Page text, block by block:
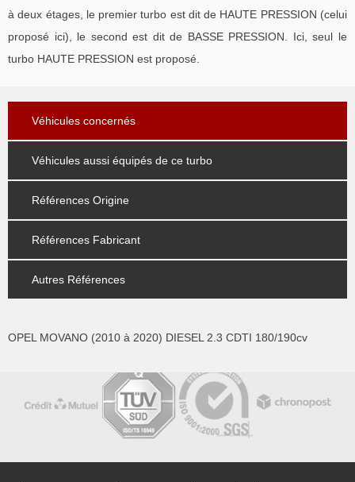
à deux étages, le premier turbo est dit de HAUTE PRESSION (celui
proposé ici), le second est dit de BASSE PRESSION. Ici, seul le
turbo HAUTE PRESSION est proposé.
Véhicules concernés
Véhicules aussi équipés de ce turbo
Références Origine
Références Fabricant
Autres Références
OPEL MOVANO (2010 à 2020) DIESEL 2.3 CDTI 180/190cv